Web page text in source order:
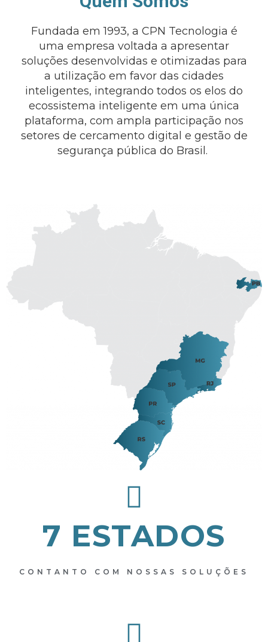
Fundada em 1993, a CPN Tecnologia é
uma empresa voltada a apresentar
soluções desenvolvidas e otimizadas para
a utilização em favor das cidades
inteligentes, integrando todos os elos do
ecossistema inteligente em uma única
plataforma, com ampla participação nos
setores de cercamento digital e gestão de
segurança pública do Brasil.
7 ESTADOS
CONTANTO COM NOSSAS SOLUÇÕES